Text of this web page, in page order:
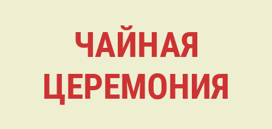
ЧАЙНАЯ
ЦЕРЕМОНИЯ